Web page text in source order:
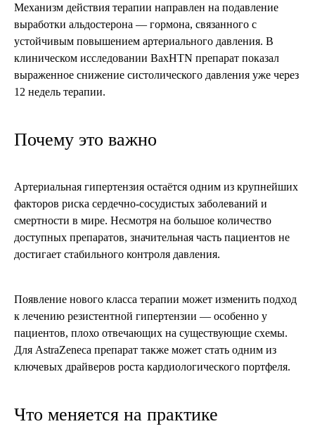
Механизм действия терапии направлен на подавление
выработки альдостерона — гормона, связанного с
устойчивым повышением артериального давления. В
клиническом исследовании BaxHTN препарат показал
выраженное снижение систолического давления уже через
12 недель терапии.
Почему это важно
Артериальная гипертензия остаётся одним из крупнейших
факторов риска сердечно-сосудистых заболеваний и
смертности в мире. Несмотря на большое количество
доступных препаратов, значительная часть пациентов не
достигает стабильного контроля давления.
Появление нового класса терапии может изменить подход
к лечению резистентной гипертензии — особенно у
пациентов, плохо отвечающих на существующие схемы.
Для AstraZeneca препарат также может стать одним из
ключевых драйверов роста кардиологического портфеля.
Что меняется на практике